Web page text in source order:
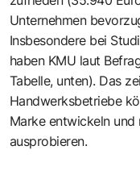
Unternehmen
Insbesondere bei
haben KMU laut
Tabelle, unten). Das
Handwerksbetriebe
Marke entwickeln und
ausprobieren.